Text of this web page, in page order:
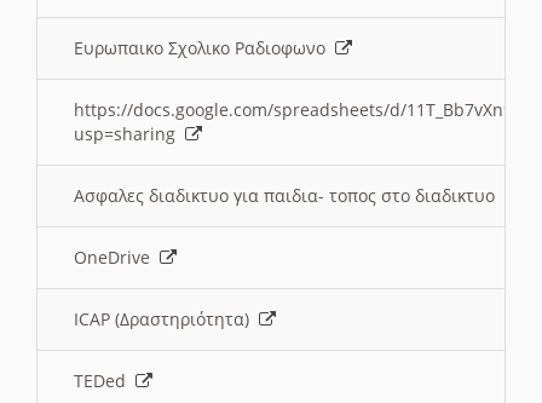
Ευρωπαικο Σχολικο Ραδιοφωνο
https://docs.google.com/spreadsheets/d/
usp=sharing
Ασφαλες διαδικτυο για παιδια- τοπος στο διαδικτυο
OneDrive
ICAP (Δραστηριότητα)
TEDed